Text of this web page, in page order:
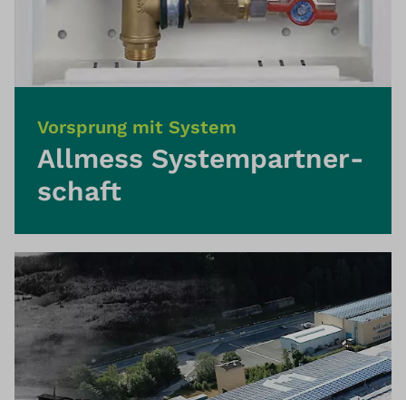
Vorsprung mit System
Allmess System­partner­
schaft